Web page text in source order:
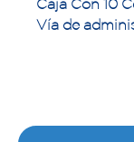
Caja Con 10
Vía de